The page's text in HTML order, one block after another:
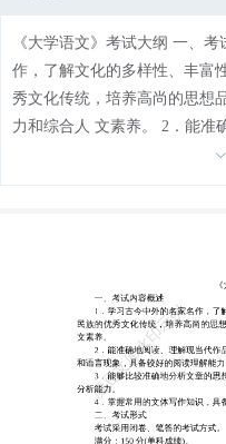
《大学语文》考试大纲 一、考试内容概述 1．学习古今中外的名家名
作，了解文化的多样性、丰富性，
秀文化传统，培养高尚的思想
力和综合人 文素养。 2．能准确地阅读、理解现当代作品，能读懂难
度适中的文言文，并能解释常见的字词 和语言现象，
难易程度分布 较易试题 约占 50％ 中等试题 约占 30％ 较难试题 约占
20％ 四、题型及题型分值分布 单选题 约占 20％ 多选
空与简答题(填空 10％ 简答 10％) 约占 20％ 综合题(议论文 27％ 记叙
5—20 分)。 主要掌握、理解
现象。具体要求是： 解释常